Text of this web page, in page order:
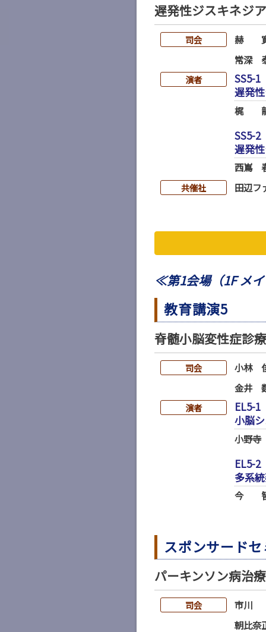
遅発性ジスキネジ
司会
赫
常深
演者
SS5-1
遅発
梶
SS5-2
遅発
西嶌
共催社 田辺フ
≪第1会場（1F メ
教育講演5
脊髄小脳変性症診
司会
小林
金井
演者
EL5-1
小脳
小野
EL5-2
多系
今
スポンサード
パーキンソン病治
司会
市川
朝比奈